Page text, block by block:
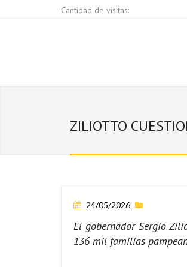
Cantidad de visitas:
ZILIOTTO
24/05/2026
El gobernador Sergio
136 mil familias